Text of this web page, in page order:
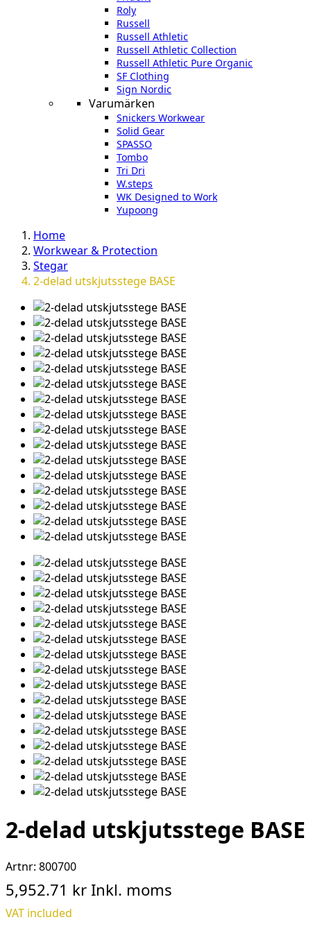
Roly
Russell
Russell Athletic
Russell Athletic Collection
Russell Athletic Pure Organic
SF Clothing
Sign Nordic
Varumärken
Snickers Workwear
Solid Gear
SPASSO
Tombo
Tri Dri
W.steps
WK Designed to Work
Yupoong
Home
Workwear & Protection
Stegar
2-delad utskjutsstege BASE
2-delad utskjutsstege BASE
Artnr: 800700
5,952.71 kr Inkl. moms
VAT included